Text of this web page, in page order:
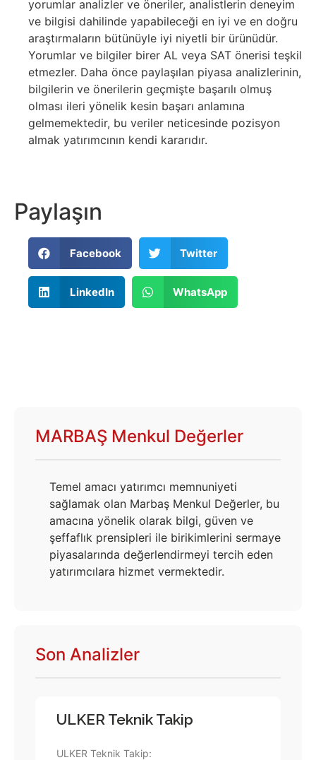
yorumlar analizler ve öneriler, analistlerin deneyim
ve bilgisi dahilinde yapabileceği en iyi ve en doğru
araştırmaların bütünüyle iyi niyetli bir ürünüdür.
Yorumlar ve bilgiler birer AL veya SAT önerisi teşkil
etmezler. Daha önce paylaşılan piyasa analizlerinin,
bilgilerin ve önerilerin geçmişte başarılı olmuş
olması ileri yönelik kesin başarı anlamına
gelmemektedir, bu veriler neticesinde pozisyon
almak yatırımcının kendi kararıdır.
Paylaşın
Facebook Twitter
LinkedIn WhatsApp
MARBAŞ Menkul Değerler
Temel amacı yatırımcı memnuniyeti
sağlamak olan Marbaş Menkul Değerler, bu
amacına yönelik olarak bilgi, güven ve
şeffaflık prensipleri ile birikimlerini sermaye
piyasalarında değerlendirmeyi tercih eden
yatırımcılara hizmet vermektedir.
Son Analizler
ULKER Teknik Takip
ULKER Teknik Takip: